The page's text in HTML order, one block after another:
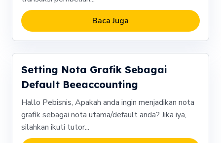
Baca Juga
Setting Nota Grafik Sebagai
Default Beeaccounting
Hallo Pebisnis, Apakah anda ingin menjadikan nota
grafik sebagai nota utama/default anda? Jika iya,
silahkan ikuti tutor...